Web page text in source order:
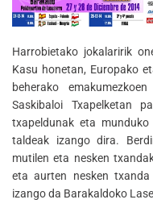
Harrobietako jokalaririk
Kasu honetan, Europako
beherako
Saskibaloi Txapelketan
txapeldunak eta
taldeak izango dira.
mutilen eta nesken
eta aurten nesken
izango da Barakaldoko